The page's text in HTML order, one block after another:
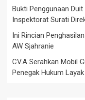
Bukti Penggunaan
Inspektorat Surati
Ini Rincian
AW Sjahranie
CV.A Serahkan Mobil
Penegak Hukum